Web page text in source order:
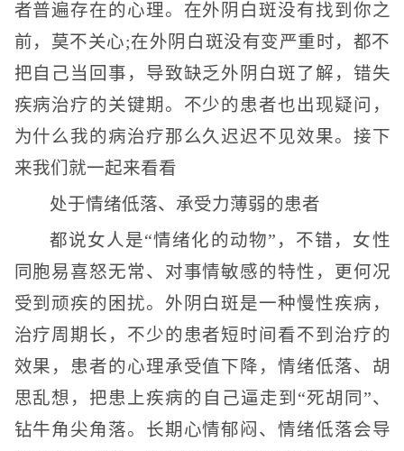
者普遍存在的心理。在外阴白斑没有找到你之
前，莫不关心;在外阴白斑没有变严重时，都不
把自己当回事，导致缺乏外阴白斑了解，错失
疾病治疗的关键期。不少的患者也出现疑问，
为什么我的病治疗那么久迟迟不见效果。接下
来我们就一起来看看
处于情绪低落、承受力薄弱的患者
都说女人是“情绪化的动物”，不错，女性
同胞易喜怒无常、对事情敏感的特性，更何况
受到顽疾的困扰。外阴白斑是一种慢性疾病，
治疗周期长，不少的患者短时间看不到治疗的
效果，患者的心理承受值下降，情绪低落、胡
思乱想，把患上疾病的自己逼走到“死胡同”、
钻牛角尖角落。长期心情郁闷、情绪低落会导